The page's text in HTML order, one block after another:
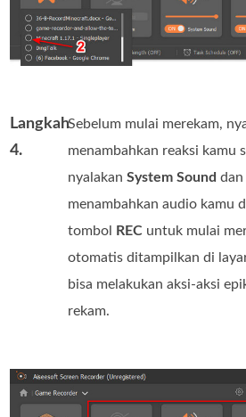
Langkah
4.
Sebelum mulai merekam,
menambahkan reaksi kamu
nyalakanSystem Sound dan
menambahkan audio kamu
tombol
REC untuk mulai
otomatis ditampilkan di
bisa melakukan aksi-aksi
rekam.